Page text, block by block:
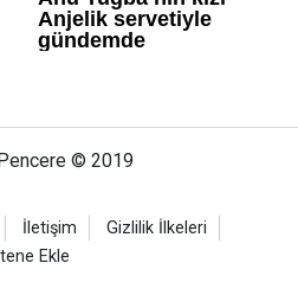
© 2019
İletişim
Gizlilik İlkeleri
Ekle